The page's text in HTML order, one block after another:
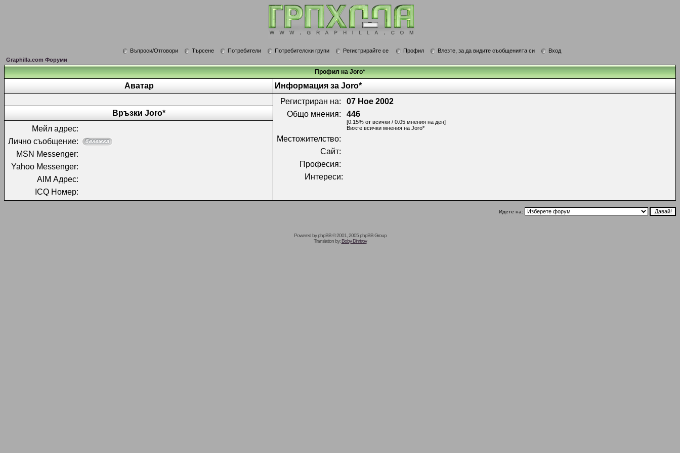
Въпроси/Отговори Търсене Потребители Потребителски групи Регистрирайте се Профил Влезте, за да видите съобщенията си
Вход
Graphilla.com Форуми
Профил на Joro*
Аватар
Информация за Joro*
Регистриран на:
07 Ное 2002
Общо мнения:
446
[0.15% от всички / 0.05 мнения на ден]
Вижте всички мнения на Joro*
Местожителство:
Сайт:
Професия:
Интереси:
Връзки Joro*
Мейл адрес:
Лично съобщение:
MSN Messenger:
Yahoo Messenger:
AIM Адрес:
ICQ Номер:
Идете на:
Powered byphpBB© 2001, 2005 phpBB Group
Translation by:Boby Dimitrov